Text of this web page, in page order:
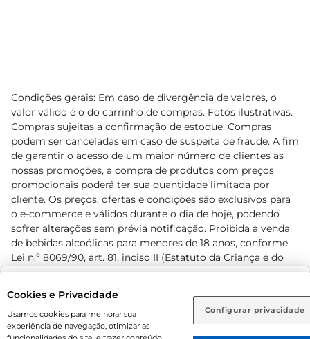
Rio de Janeiro (RJ) Goiás (GO)
Ou
Condições gerais: Em caso de divergência de valores, o
valor válido é o do carrinho de compras. Fotos ilustrativas.
Compras sujeitas a confirmação de estoque. Compras
podem ser canceladas em caso de suspeita de fraude. A fim
de garantir o acesso de um maior número de clientes as
nossas promoções, a compra de produtos com preços
promocionais poderá ter sua quantidade limitada por
cliente. Os preços, ofertas e condições são exclusivos para
o e-commerce e válidos durante o dia de hoje, podendo
sofrer alterações sem prévia notificação. Proibida a venda
de bebidas alcoólicas para menores de 18 anos, conforme
Lei n.º 8069/90, art. 81, inciso II (Estatuto da Criança e do
Adolescente). Preços e condições exclusivos para o
prévio. O valor mínimo para as compras on-line é de R$
80,00.
Cookies e Privacidade
Usamos cookies para melhorar sua
experiência de navegação, otimizar as
Configurar privacidade